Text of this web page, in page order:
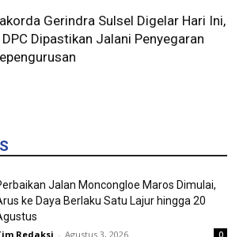
Gerindra Sulsel Digelar Hari Ini,
DPC Dipastikan Jalani Penyegaran
Jalan Moncongloe Maros Dimulai,
ke Daya Berlaku Satu Lajur hingga 20
Redaksi - Agustus 3, 2026 0